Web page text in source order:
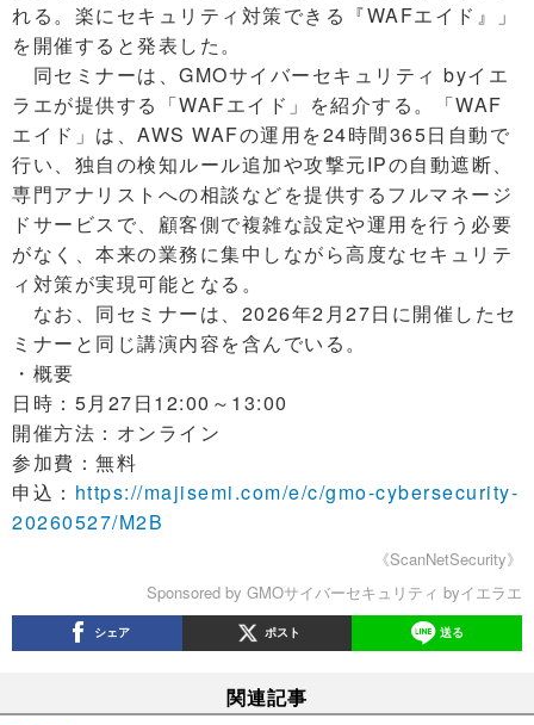
れる。楽にセキュリティ対策できる『WAFエイド』」
を開催すると発表した。
同セミナーは、GMOサイバーセキュリティ byイエ
ラエが提供する「WAFエイド」を紹介する。「WAF
エイド」は、AWS WAFの運用を24時間365日自動で
行い、独自の検知ルール追加や攻撃元IPの自動遮断、
専門アナリストへの相談などを提供するフルマネージ
ドサービスで、顧客側で複雑な設定や運用を行う必要
がなく、本来の業務に集中しながら高度なセキュリテ
ィ対策が実現可能となる。
なお、同セミナーは、2026年2月27日に開催したセ
ミナーと同じ講演内容を含んでいる。
・概要
日時：5月27日12:00～13:00
開催方法：オンライン
参加費：無料
申込： https://majisemi.com/e/c/gmo-cybersecurity-
20260527/M2B
《ScanNetSecurity》
Sponsored by GMOサイバーセキュリティ byイエラエ
シェア ポスト 送る
関連記事